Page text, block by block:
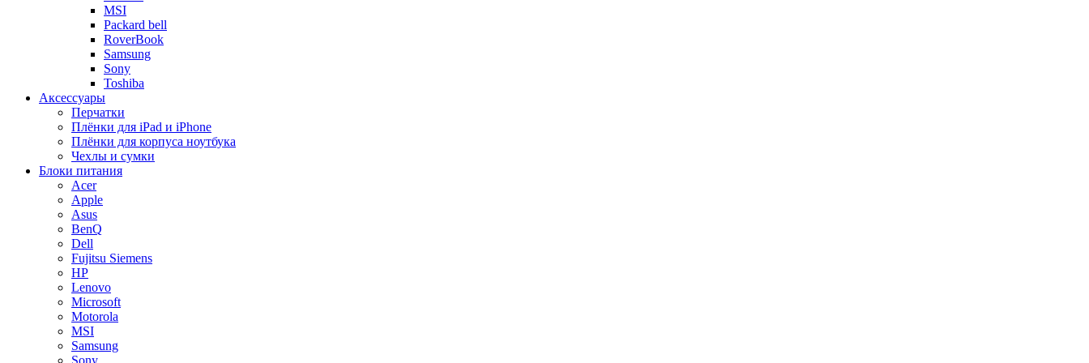
MSI
Packard bell
RoverBook
Samsung
Sony
Toshiba
Аксессуары
Перчатки
Плёнки для iPad и iPhone
Плёнки для корпуса ноутбука
Чехлы и сумки
Блоки питания
Acer
Apple
Asus
BenQ
Dell
Fujitsu Siemens
HP
Lenovo
Microsoft
Motorola
MSI
Samsung
Sony